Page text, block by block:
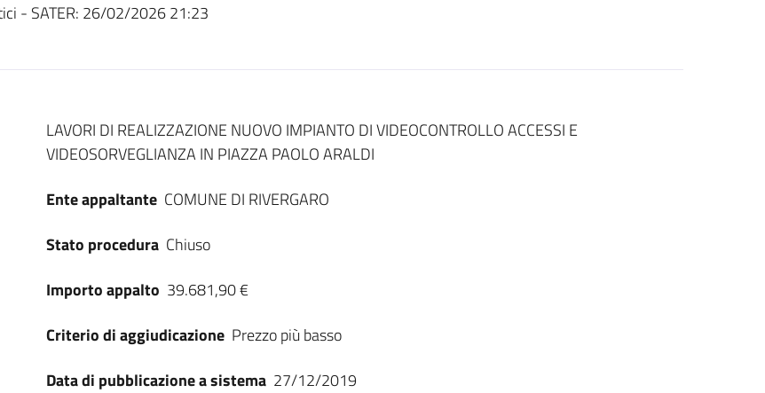
- SATER: 26/02/2026 21:23
Dati del bando
LAVORI DI REALIZZAZIONE NUOVO IMPIANTO DI VIDEOCONTROLLO ACCESSI E
VIDEOSORVEGLIANZA IN PIAZZA PAOLO ARALDI
Ente appaltante COMUNE DI RIVERGARO
Stato procedura Chiuso
Importo appalto 39.681,90 €
Criterio di aggiudicazione Prezzo più basso
Data di pubblicazione a sistema 27/12/2019